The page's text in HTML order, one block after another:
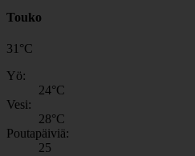
Touko
31°C
Yö:
24°C
Vesi:
28°C
Poutapäiviä:
25